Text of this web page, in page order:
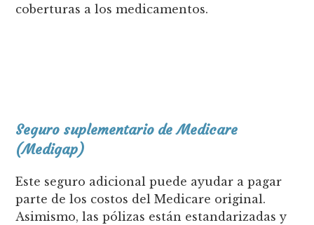
coberturas a los medicamentos.
Seguro suplementario de Medicare
(Medigap)
Este seguro adicional puede ayudar a pagar
parte de los costos del Medicare original.
Asimismo, las pólizas están estandarizadas y